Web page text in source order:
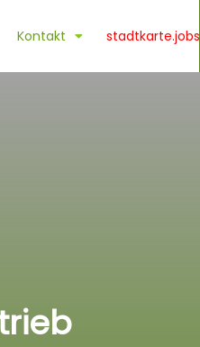
Kontakt stadtkarte.jobs